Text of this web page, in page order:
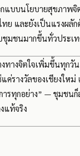
แบบนโยบายสุขภาพจิ
ย และยังเป็นแรงผลัก
มชนมากขึ้นทั่วประเ
ทางจิตใจเพิ่มขึ้นทุกวัน
แค่รางวัลของเชียงให
ารทุกอย่าง” — ชุมชนก็
แท้จริง